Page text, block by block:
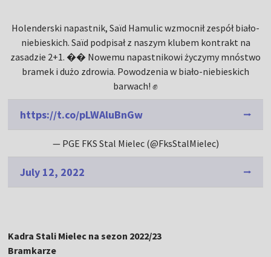
Holenderski napastnik, Saïd Hamulic wzmocnił zespół biało-
niebieskich. Saïd podpisał z naszym klubem kontrakt na
zasadzie 2+1. ��️ Nowemu napastnikowi życzymy mnóstwo
bramek i dużo zdrowia. Powodzenia w biało-niebieskich
barwach! ✊
https://t.co/pLWAluBnGw
— PGE FKS Stal Mielec (@FksStalMielec)
July 12, 2022
Kadra Stali Mielec na sezon 2022/23
Bramkarze